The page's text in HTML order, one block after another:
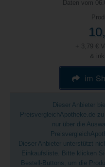
Daten vom
+ 3,79 €
&
im
Dieser Anbieter
PreisvergleichApotheke.de
nur über die
Dieser Anbieter unterstützt
Einkaufsliste. Bitte klicken
Bestell-Buttons, um die